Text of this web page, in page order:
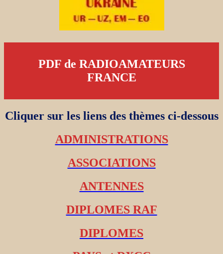
PDF de RADIOAMATEURS
FRANCE
Cliquer sur les liens des thèmes ci-dessous
ADMINISTRATIONS
ASSOCIATIONS
ANTENNES
DIPLOMES RAF
DIPLOMES